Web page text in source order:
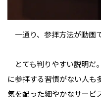
一通り、参拝方法が動画
とても判りやすい説明だ
に参拝する習慣がない人も
気を配った細やかなサービ